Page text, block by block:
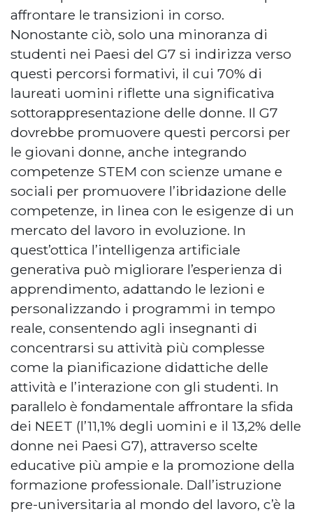
affrontare le transizioni in corso.
Nonostante ciò, solo una minoranza di
studenti nei Paesi del G7 si indirizza verso
questi percorsi formativi, il cui 70% di
laureati uomini riflette una significativa
sottorappresentazione delle donne. Il G7
dovrebbe promuovere questi percorsi per
le giovani donne, anche integrando
competenze STEM con scienze umane e
sociali per promuovere l’ibridazione delle
competenze, in linea con le esigenze di un
mercato del lavoro in evoluzione. In
quest’ottica l’intelligenza artificiale
generativa può migliorare l’esperienza di
apprendimento, adattando le lezioni e
personalizzando i programmi in tempo
reale, consentendo agli insegnanti di
concentrarsi su attività più complesse
come la pianificazione didattiche delle
attività e l’interazione con gli studenti. In
parallelo è fondamentale affrontare la sfida
dei NEET (l’11,1% degli uomini e il 13,2% delle
donne nei Paesi G7), attraverso scelte
educative più ampie e la promozione della
formazione professionale. Dall’istruzione
pre-universitaria al mondo del lavoro, c’è la